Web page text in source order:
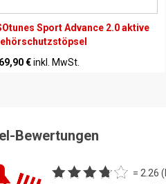
Sport Advance 2.0 aktive
€inkl. MwSt.
Bewertungen
= 2.26